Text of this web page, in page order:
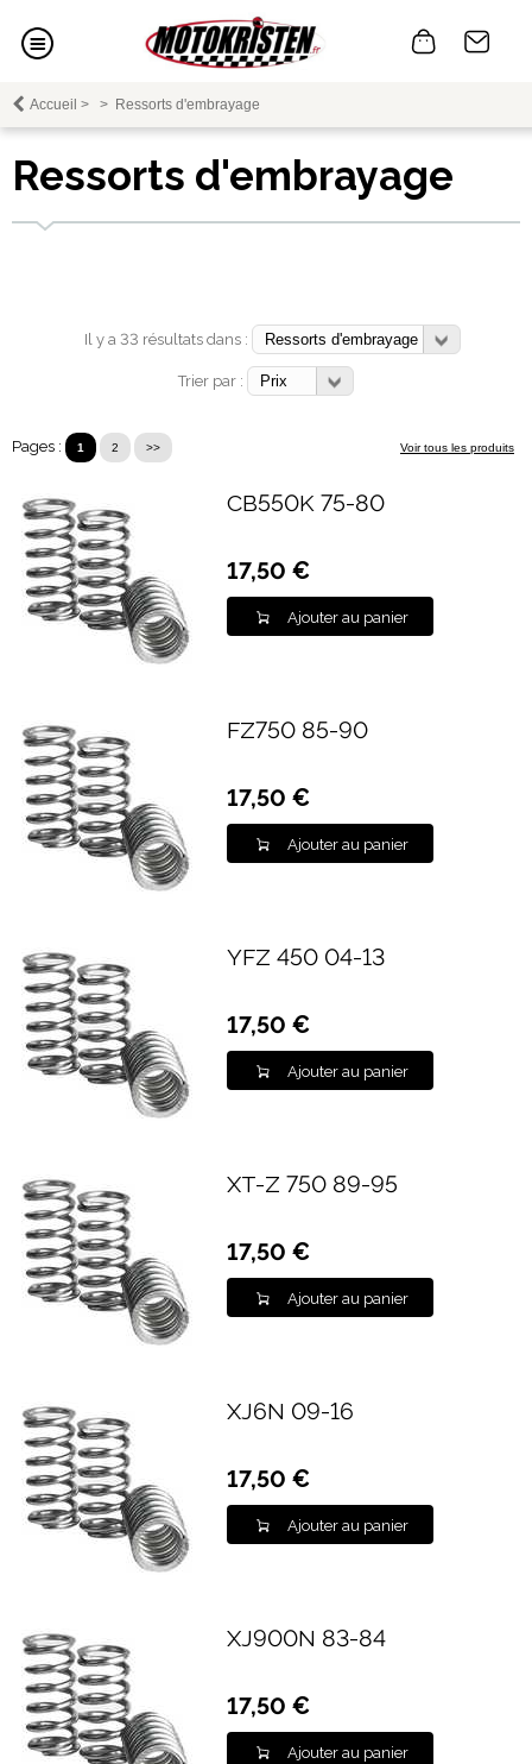
Accueil > > Ressorts d'embrayage
Ressorts d'embrayage
Il y a 33 résultats dans :
Trier par :
Pages : 1 2 >> Voir tous les produits
CB550K 75-80
17,50 €
Ajouter au panier
FZ750 85-90
17,50 €
Ajouter au panier
YFZ 450 04-13
17,50 €
Ajouter au panier
XT-Z 750 89-95
17,50 €
Ajouter au panier
XJ6N 09-16
17,50 €
Ajouter au panier
XJ900N 83-84
17,50 €
Ajouter au panier